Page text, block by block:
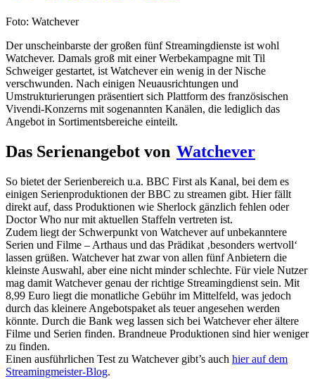
Foto: Watchever
Der unscheinbarste der großen fünf Streamingdienste ist wohl
Watchever. Damals groß mit einer Werbekampagne mit Til
Schweiger gestartet, ist Watchever ein wenig in der Nische
verschwunden. Nach einigen Neuausrichtungen und
Umstrukturierungen präsentiert sich Plattform des französischen
Vivendi-Konzerns mit sogenannten Kanälen, die lediglich das
Angebot in Sortimentsbereiche einteilt.
Das Serienangebot von Watchever
So bietet der Serienbereich u.a. BBC First als Kanal, bei dem es
einigen Serienproduktionen der BBC zu streamen gibt. Hier fällt
direkt auf, dass Produktionen wie Sherlock gänzlich fehlen oder
Doctor Who nur mit aktuellen Staffeln vertreten ist.
Zudem liegt der Schwerpunkt von Watchever auf unbekanntere
Serien und Filme – Arthaus und das Prädikat ‚besonders wertvoll‘
lassen grüßen. Watchever hat zwar von allen fünf Anbietern die
kleinste Auswahl, aber eine nicht minder schlechte. Für viele Nutzer
mag damit Watchever genau der richtige Streamingdienst sein. Mit
8,99 Euro liegt die monatliche Gebühr im Mittelfeld, was jedoch
durch das kleinere Angebotspaket als teuer angesehen werden
könnte. Durch die Bank weg lassen sich bei Watchever eher ältere
Filme und Serien finden. Brandneue Produktionen sind hier weniger
zu finden.
Einen ausführlichen Test zu Watchever gibt’s auch hier auf dem
Streamingmeister-Blog.